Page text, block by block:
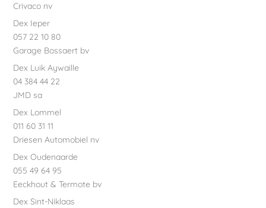
Crivaco nv
Dex Ieper
057 22 10 80
Garage Bossaert bv
Dex Luik Aywaille
04 384 44 22
JMD sa
Dex Lommel
011 60 31 11
Driesen Automobiel nv
Dex Oudenaarde
055 49 64 95
Eeckhout & Termote bv
Dex Sint-Niklaas